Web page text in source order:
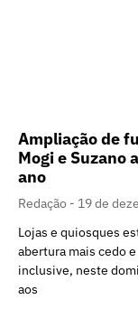
Ampliação de
Mogi e Suzano
ano
Redação
19 de
Lojas e quiosques
abertura mais cedo
inclusive, neste
aos